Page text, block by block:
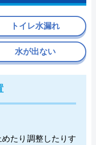
たり調整したりす
トイレ水漏れ
水が出ない